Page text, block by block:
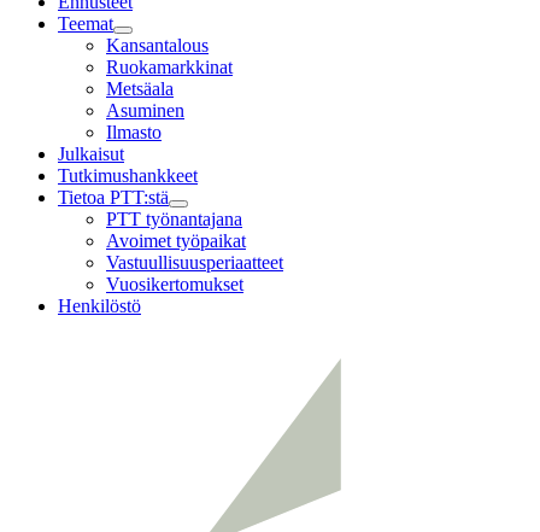
Teemat
Child
menu
Kansantalous
Ruokamarkkinat
Metsäala
Asuminen
Ilmasto
Julkaisut
Tutkimushankkeet
Tietoa PTT:stä
Child
menu
PTT työnantajana
Avoimet työpaikat
Vastuullisuusperiaatteet
Vuosikertomukset
Henkilöstö